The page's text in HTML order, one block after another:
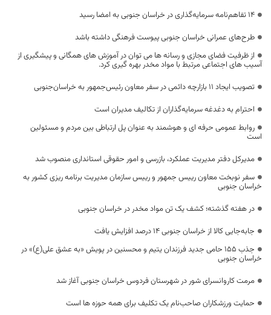
۱۴ تفاهم‌نامه سرمایه‌گذاری در خراسان جنوبی به امضا رسید
طرح‌های عمرانی خراسان جنوبی پیوست فرهنگی داشته باشد
از ظرفیت فضای مجازی و رسانه ها می توان در آموزش های همگانی و پیشگیری از
آسیب های اجتماعی مرتبط با مواد مخدر بهره گیری کرد.
تصویب ایجاد ۱۱ بازارچه‌ دائمی در سفر معاون رئیس‌جمهور به خراسان‌جنوبی
احترام به دغدغه سرمایه‌گذاران از تکالیف مدیران است
روابط عمومی حرفه ای و هوشمند به عنوان پل ارتباطی بین مردم و مسئولین
است
مدیرکل دفتر مدیریت عملکرد، بازرسی و امور حقوقی استانداری منصوب شد
سفر نوبخت معاون رییس جمهور و رییس سازمان مدیریت برنامه ریزی کشور به
خراسان جنوبی
در هفته گذشته؛ کشف یک تن مواد مخدر در خراسان جنوبی
جابه‌جایی کالا از خراسان جنوبی ۱۴ درصد افزایش یافت
جذب 155 حامی جدید فرزندان یتیم و محسنین در پویش «به عشق علی(ع)» در
خراسان جنوبی
مرمت کاروانسرای شور در شهرستان فردوس خراسان جنوبی آغاز شد
حمایت ورزشکاران صاحب‌نام یک تکلیف برای همه حوزه ها است